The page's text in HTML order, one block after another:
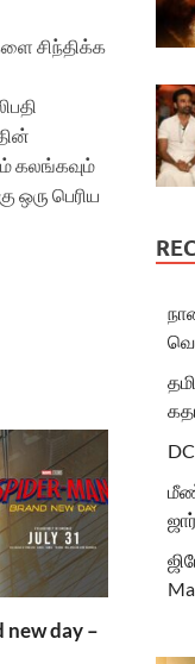
சிந்திக்க
கலங்கவும்
பெரிய
new day –